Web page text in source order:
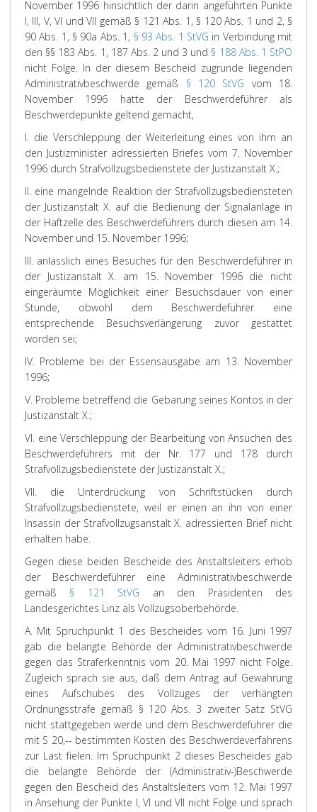
November 1996 hinsichtlich der darin angeführten Punkte
I, III, V, VI und VII gemäß § 121 Abs. 1, § 120 Abs. 1 und 2, §
90 Abs. 1, § 90a Abs. 1, § 93 Abs. 1 StVG in Verbindung mit
den §§ 183 Abs. 1, 187 Abs. 2 und 3 und § 188 Abs. 1 StPO
nicht Folge. In der diesem Bescheid zugrunde liegenden
Administrativbeschwerde gemäß § 120 StVG vom 18.
November 1996 hatte der Beschwerdeführer als
Beschwerdepunkte geltend gemacht,
I. die Verschleppung der Weiterleitung eines von ihm an
den Justizminister adressierten Briefes vom 7. November
1996 durch Strafvollzugsbedienstete der Justizanstalt X.;
II. eine mangelnde Reaktion der Strafvollzugsbediensteten
der Justizanstalt X. auf die Bedienung der Signalanlage in
der Haftzelle des Beschwerdeführers durch diesen am 14.
November und 15. November 1996;
III. anlässlich eines Besuches für den Beschwerdeführer in
der Justizanstalt X. am 15. November 1996 die nicht
eingeräumte Möglichkeit einer Besuchsdauer von einer
Stunde, obwohl dem Beschwerdeführer eine
entsprechende Besuchsverlängerung zuvor gestattet
worden sei;
IV. Probleme bei der Essensausgabe am 13. November
1996;
V. Probleme betreffend die Gebarung seines Kontos in der
Justizanstalt X.;
VI. eine Verschleppung der Bearbeitung von Ansuchen des
Beschwerdeführers mit der Nr. 177 und 178 durch
Strafvollzugsbedienstete der Justizanstalt X.;
VII. die Unterdrückung von Schriftstücken durch
Strafvollzugsbedienstete, weil er einen an ihn von einer
Insassin der Strafvollzugsanstalt X. adressierten Brief nicht
erhalten habe.
Gegen diese beiden Bescheide des Anstaltsleiters erhob
der Beschwerdeführer eine Administrativbeschwerde
gemäß § 121 StVG an den Präsidenten des
Landesgerichtes Linz als Vollzugsoberbehörde.
A. Mit Spruchpunkt 1 des Bescheides vom 16. Juni 1997
gab die belangte Behörde der Administrativbeschwerde
gegen das Straferkenntnis vom 20. Mai 1997 nicht Folge.
Zugleich sprach sie aus, daß dem Antrag auf Gewährung
eines Aufschubes des Vollzuges der verhängten
Ordnungsstrafe gemäß § 120 Abs. 3 zweiter Satz StVG
nicht stattgegeben werde und dem Beschwerdeführer die
mit S 20,-- bestimmten Kosten des Beschwerdeverfahrens
zur Last fielen. Im Spruchpunkt 2 dieses Bescheides gab
die belangte Behörde der (Administrativ-)Beschwerde
gegen den Bescheid des Anstaltsleiters vom 12. Mai 1997
in Ansehung der Punkte I, VI und VII nicht Folge und sprach